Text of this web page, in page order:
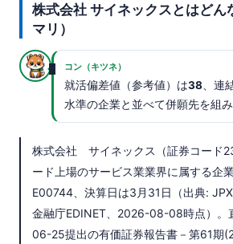
株式会社 サイネックスとはど
マリ）
コン（キツネ）
就活偏差値（参考値）は38 、連
水準の企業と並べて併願先を組み
株式会社 サイネックス（証券コード
ード上場のサービス業業界に属する企
E00744、決算日は3月31日（出典: JPX
金融庁EDINET、2026-08-08時点）。
06-25提出の有価証券報告書－第61期